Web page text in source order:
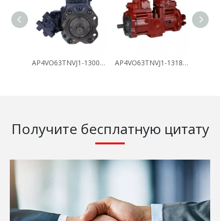
AP4VO63TNVJ1-130096 AP4VO63TNVJ1-131883
Получите бесплатную цитату